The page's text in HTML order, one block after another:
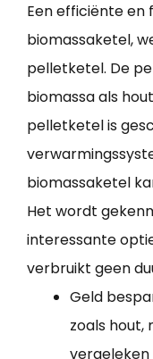
Een efficiënte en
biomassaketel,
pelletketel. De
biomassa als
pelletketel is
biomassaketel
Het wordt
interessante
verbruikt geen
Geld
zoals hout,